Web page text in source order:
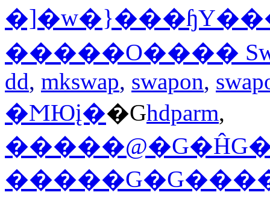
�����O����
dd, mkswap, swapon,
�ϺЮį��Ghdparm,